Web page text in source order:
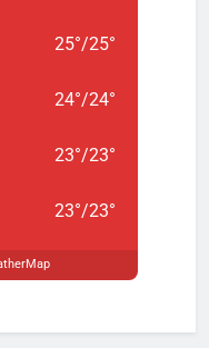
25°/25°
24°/24°
23°/23°
23°/23°